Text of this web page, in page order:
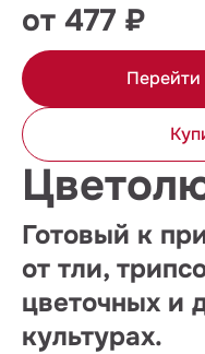
от 477 ₽
Перейти
Готовый к
от тли,
цветочных и
культурах.